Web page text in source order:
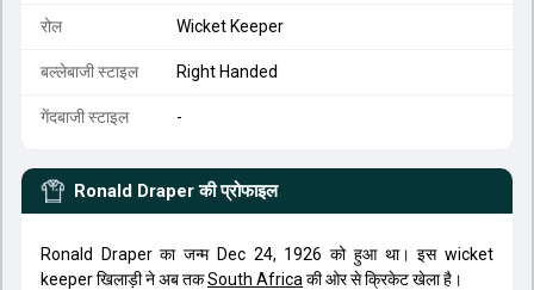
रोल Wicket Keeper
बल्लेबाजी स्टाइल Right Handed
गेंदबाजी स्टाइल -
Ronald Draper की प्रोफाइल
Ronald Draper का जन्म Dec 24, 1926 को हुआ था। इस wicket
keeper खिलाड़ी ने अब तकSouth Africa की ओर से क्रिकेट खेला है।